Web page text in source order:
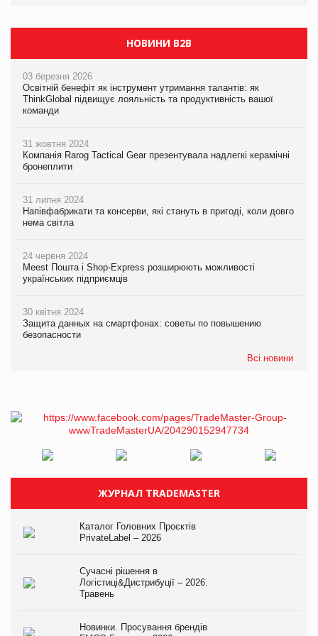
НОВИНИ B2B
03 березня 2026
Освітній бенефіт як інструмент утримання талантів: як
ThinkGlobal підвищує лояльність та продуктивність вашої
команди
31 жовтня 2024
Компанія Rarog Tactical Gear презентувала надлегкі керамічні
бронеплити
31 липня 2024
Напівфабрикати та консерви, які стануть в пригоді, коли довго
нема світла
24 червня 2024
Meest Пошта і Shop-Express розширюють можливості
українських підприємців
30 квітня 2024
Защита данных на смартфонах: советы по повышению
безопасности
Всі новини
ЖУРНАЛ TRADEMASTER
Каталог Головних Проєктів
PrivateLabel – 2026
Сучасні рішення в
Логістиці&Дистрибуції – 2026.
Травень
Новинки. Просування брендів